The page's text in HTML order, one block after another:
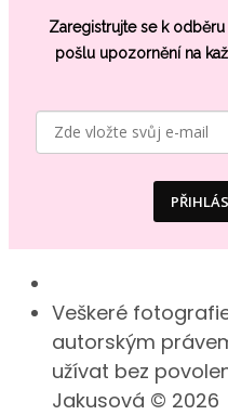
Zaregistrujte se k
pošlu upozornění na
Veškeré
autorským
užívat bez
Jakusová © 2026